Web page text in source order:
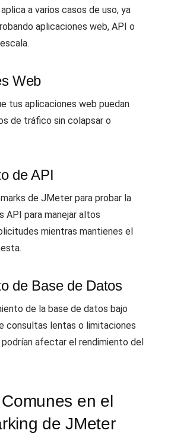
a varios casos de uso, ya
aplicaciones web, API o
Web
tus aplicaciones web puedan
de tráfico sin colapsar o
de API
de JMeter para probar la
API para manejar altos
mientras mantienes el
de Base de Datos
de la base de datos bajo
consultas lentas o limitaciones
afectar el rendimiento del
en el
de JMeter